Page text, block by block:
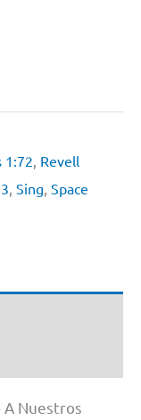
1:72 Revell
Sing Space
Nuestros